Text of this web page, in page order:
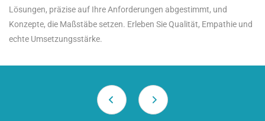
Lösungen, präzise auf Ihre Anforderungen abgestimmt, und
Konzepte, die Maßstäbe setzen. Erleben Sie Qualität, Empathie und
echte Umsetzungsstärke.